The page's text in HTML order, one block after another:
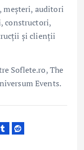
auditori
constructori,
și clienții
Soflete.ro, The
Events.